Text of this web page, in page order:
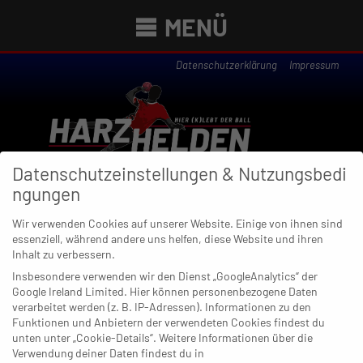
MENÜ
Datenschutzerklärung Impressum
Newsübersicht
13. MÄRZ 2022
Bonn und Weiden vergrößern
Sorgen bei SGL und Siebengebirge
Datenschutzeinstellungen & Nutzungsbedi
ngungen
Wir verwenden Cookies auf unserer Website. Einige von ihnen sind
essenziell, während andere uns helfen, diese Website und ihren
Inhalt zu verbessern.
Insbesondere verwenden wir den Dienst „GoogleAnalytics“ der
Google Ireland Limited. Hier können personenbezogene Daten
verarbeitet werden (z. B. IP-Adressen). Informationen zu den
Funktionen und Anbietern der verwendeten Cookies findest du
unten unter „Cookie-Details“. Weitere Informationen über die
Verwendung deiner Daten findest du in